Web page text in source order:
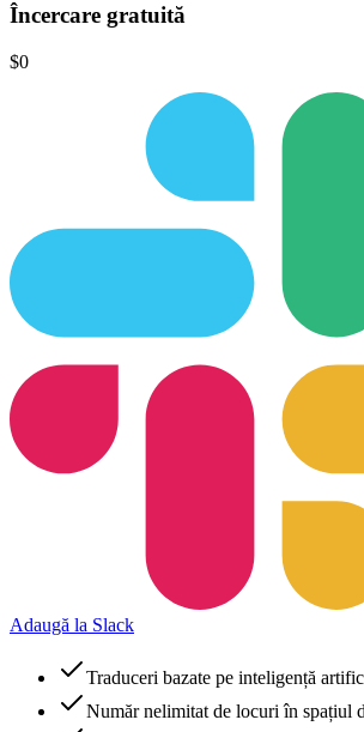
Încercare gratuită
$0
Adaugă la Slack
Traduceri bazate pe inteligență
Număr nelimitat de locuri în spațiul